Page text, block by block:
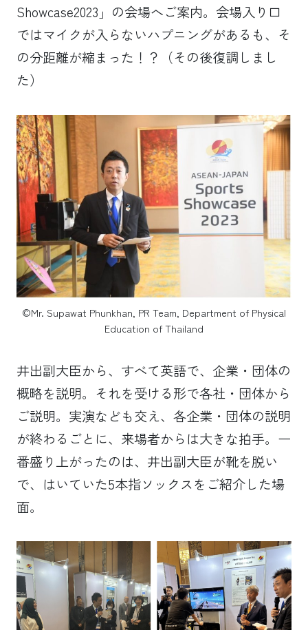
Showcase2023」の会場へご案内。会場入り口
ではマイクが入らないハプニングがあるも、そ
の分距離が縮まった！？（その後復調しまし
た）
©Mr. Supawat Phunkhan, PR Team, Department of Physical
Education of Thailand
井出副大臣から、すべて英語で、企業・団体の
概略を説明。それを受ける形で各社・団体から
ご説明。実演なども交え、各企業・団体の説明
が終わるごとに、来場者からは大きな拍手。一
番盛り上がったのは、井出副大臣が靴を脱い
で、はいていた5本指ソックスをご紹介した場
面。